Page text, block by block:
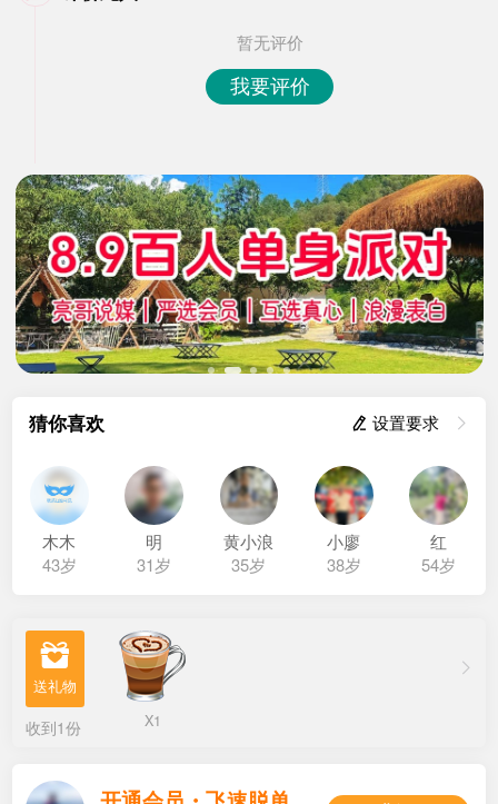
暂无评价
我要评价
猜你喜欢  设置要求
木木
43岁
明
31岁
黄小浪
35岁
小廖
38岁
红
54岁

收到1份 X1